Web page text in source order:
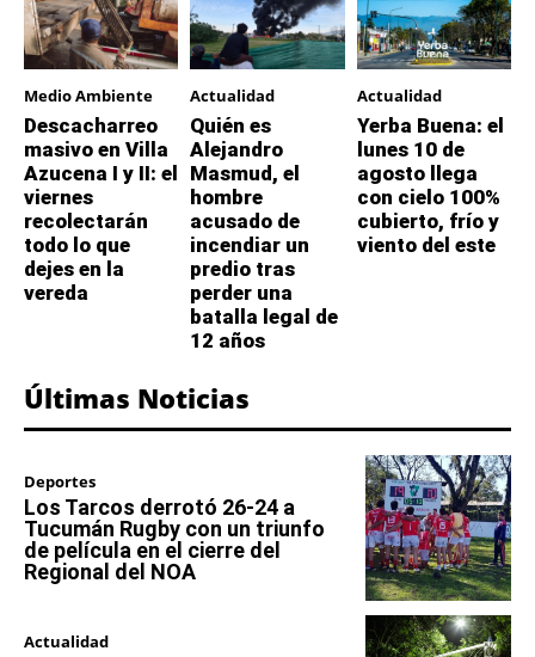
Medio Ambiente
Descacharreo
masivo en Villa
Azucena I y II: el
viernes
recolectarán
todo lo que
dejes en la
vereda
Actualidad
Quién es
Alejandro
Masmud, el
hombre
acusado de
incendiar un
predio tras
perder una
batalla legal de
12 años
Actualidad
Yerba Buena: el
lunes 10 de
agosto llega
con cielo 100%
cubierto, frío y
viento del este
Últimas Noticias
Deportes
Los Tarcos derrotó 26-24 a
Tucumán Rugby con un triunfo
de película en el cierre del
Regional del NOA
Actualidad